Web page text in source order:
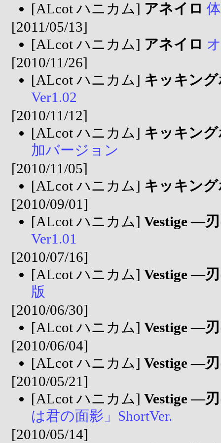
[ALcot ハニカム] アネイロ
[2011/05/13]
[ALcot ハニカム] アネイロ
[2010/11/26]
[ALcot ハニカム] キッキン
Ver1.02
[2010/11/12]
[ALcot ハニカム] キッキン
加バージョン
[2010/11/05]
[ALcot ハニカム] キッキン
[2010/09/01]
[ALcot ハニカム] Vestige ―
Ver1.01
[2010/07/16]
[ALcot ハニカム] Vestige ―
版
[2010/06/30]
[ALcot ハニカム] Vestige ―
[2010/06/04]
[ALcot ハニカム] Vestige ―
[2010/05/21]
[ALcot ハニカム] Vestige ―
は君の面影」ShortVer.
[2010/05/14]